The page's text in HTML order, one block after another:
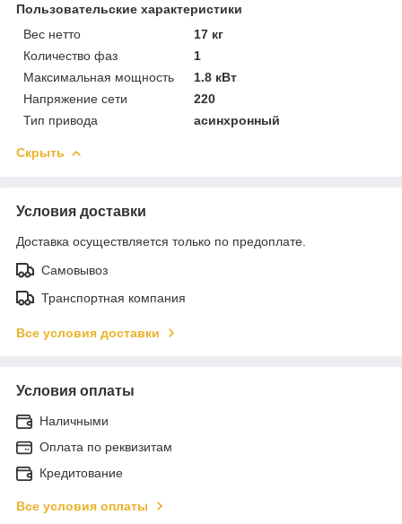
Пользовательские характеристики
Вес нетто
17 кг
Количество фаз
1
Максимальная мощность
1.8 кВт
Напряжение сети
220
Тип привода
асинхронный
Скрыть
Условия доставки
Доставка осуществляется только по предоплате.
Самовывоз
Транспортная компания
Все условия доставки
Условия оплаты
Наличными
Оплата по реквизитам
Кредитование
Все условия оплаты